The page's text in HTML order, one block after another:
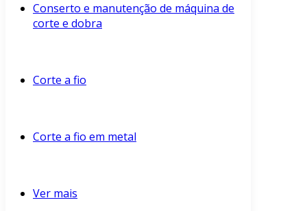
Conserto e manutenção de máquina de
corte e dobra
Corte a fio
Corte a fio em metal
Ver mais